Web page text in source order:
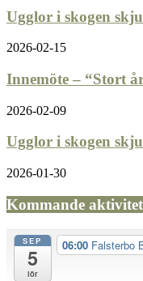
Ugglor i skogen
2026-02-15
Innemöte – “Stort
2026-02-09
Ugglor i skogen
2026-01-30
Kommande
SEP
5
lör
06:00 Falsterbo